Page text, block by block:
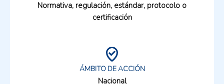
Normativa, regulación, estándar, protocolo o
certificación
ÁMBITO DE ACCIÓN
Nacional